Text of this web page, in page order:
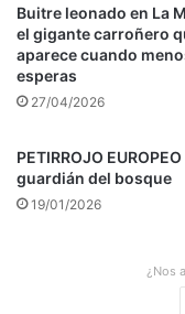
Buitre leonado en La
el gigante carroñero
aparece cuando
esperas
27/04/2026
PETIRROJO EUROPEO
guardián del bosque
19/01/2026
¿Nos